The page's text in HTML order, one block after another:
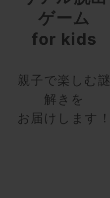
ゲーム
for kids
親子で楽しむ謎
解きを
お届けします！